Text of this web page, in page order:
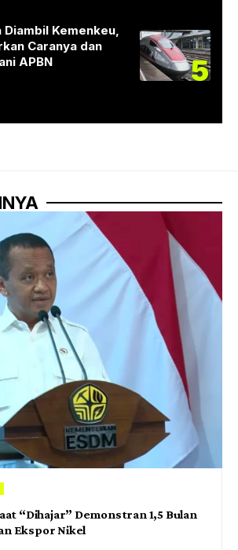
Diambil Kemenkeu,
Caranya dan
APBN
5
“Dihajar” Demonstran 1,5 Bulan
Ekspor Nikel